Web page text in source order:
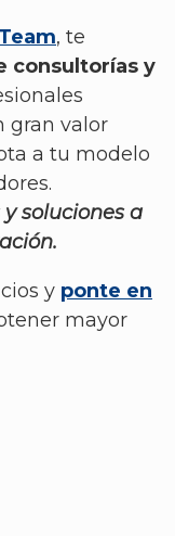
, te
consultorías y
gran valor
a tu modelo
soluciones a
y ponte en
mayor